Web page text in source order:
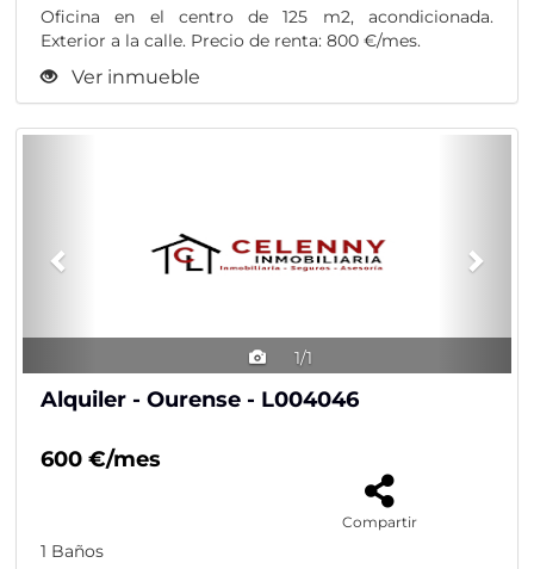
Oficina en el centro de 125 m2, acondicionada.
Exterior a la calle. Precio de renta: 800 €/mes.
Ver inmueble
1/1
Alquiler - Ourense - L004046
600 €/mes
Compartir
1 Baños